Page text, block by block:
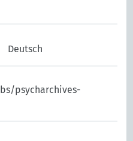
Deutsch
psycharchives-